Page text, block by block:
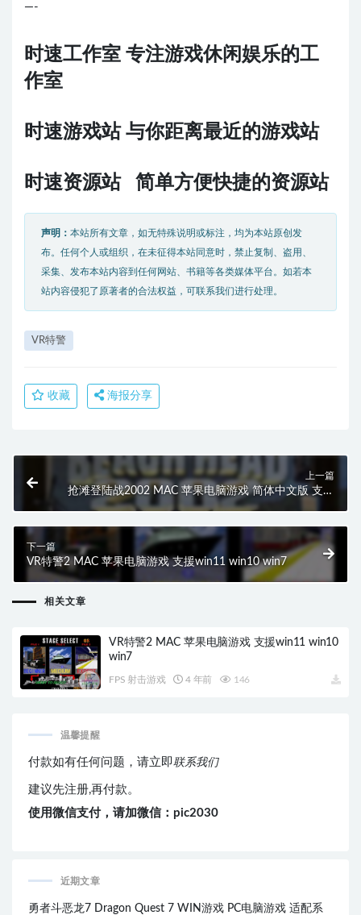
—-
时速工作室 专注游戏休闲娱乐的工
作室
时速游戏站 与你距离最近的游戏站
时速资源站 简单方便快捷的资源站
声明： 本站所有文章，如无特殊说明或标注，均为本站原创发
布。任何个人或组织，在未征得本站同意时，禁止复制、盗用、
采集、发布本站内容到任何网站、书籍等各类媒体平台。如若本
站内容侵犯了原著者的合法权益，可联系我们进行处理。
VR特警
收藏 海报分享
上一篇
抢滩登陆战2002 MAC 苹果电脑游戏 简体中文版 支援
10.13 10.14 10.15 11 12
下一篇
VR特警2 MAC 苹果电脑游戏 支援win11 win10 win7
相关文章
VR特警2 MAC 苹果电脑游戏 支援win11 win10
win7
FPS 射击游戏 4 年前 146
温馨提醒
付款如有任何问题，请立即联系我们
建议先注册,再付款。
使用微信支付，请加微信：pic2030
近期文章
勇者斗恶龙7 Dragon Quest 7 WIN游戏 PC电脑游戏 适配系